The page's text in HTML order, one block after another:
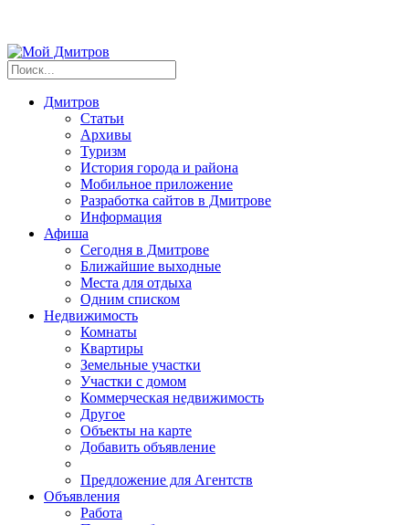
Дмитров
Статьи
Архивы
Туризм
История города и района
Мобильное приложение
Разработка сайтов в Дмитрове
Информация
Афиша
Сегодня в Дмитрове
Ближайшие выходные
Места для отдыха
Одним списком
Недвижимость
Комнаты
Квартиры
Земельные участки
Участки с домом
Коммерческая недвижимость
Другое
Объекты на карте
Добавить объявление
Предложение для Агентств
Объявления
Работа